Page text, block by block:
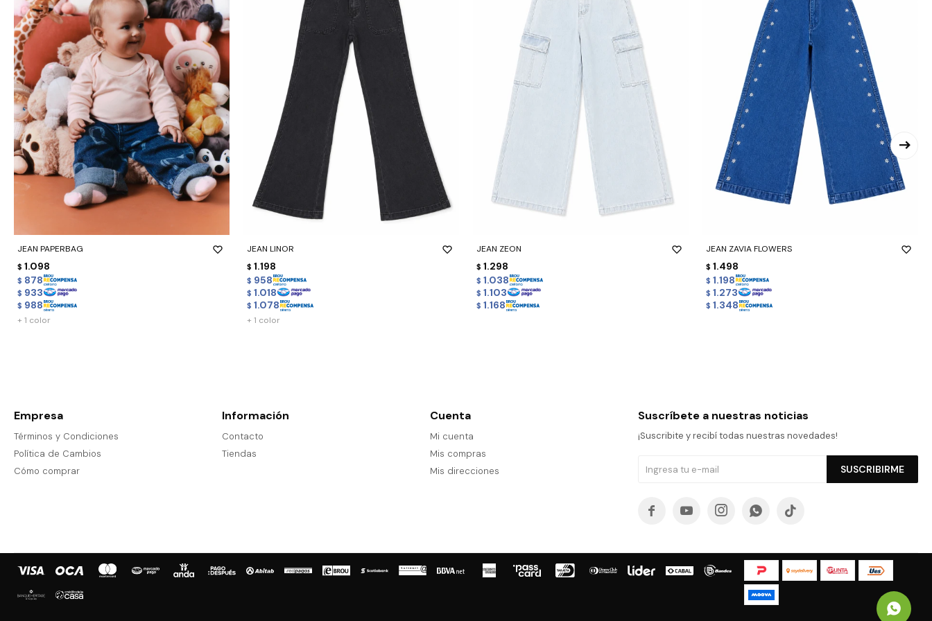
JEAN PAPERBAG
$ 1.098
$ 878
$ 933
$ 988
+ 1 color
JEAN LINOR
$ 1.198
$ 958
$ 1.018
$ 1.078
+
+ 1 color
JEAN ZEON
$ 1.298
$ 1.038
$ 1.103
$ 1.168
JEAN ZAVIA FLOWERS
$ 1.498
$ 1.198
$ 1.273
$ 1.348
Empresa
Términos y Condiciones
Política de Cambios
Cómo comprar
Información
Contacto
Tiendas
Cuenta
Mi cuenta
Mis compras
Mis direcciones
Suscríbete a nuestras noticias
¡Suscribite y recibí todas nuestras novedades!
SUSCRIBIRME
    